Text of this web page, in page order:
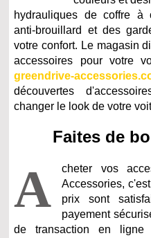
hydrauliques de coffre à
anti-brouillard et des
votre confort. Le magasin
accessoires pour votre
greendrive-
découvertes
changer le look de votre
Faites de
A
cheter vos
Accessories,
prix sont
payement
de transaction en ligne